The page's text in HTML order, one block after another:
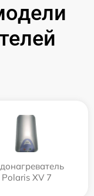
Polaris XV 7